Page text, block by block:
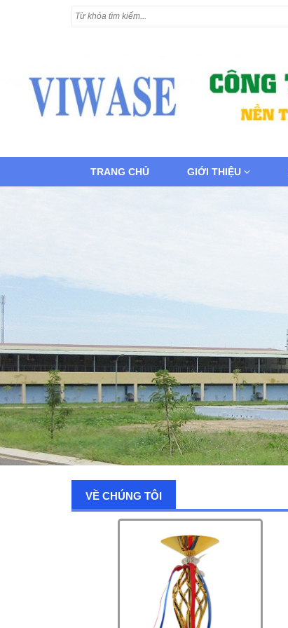
TRANG CHỦ GIỚI THIỆU
VỀ CHÚNG TÔI